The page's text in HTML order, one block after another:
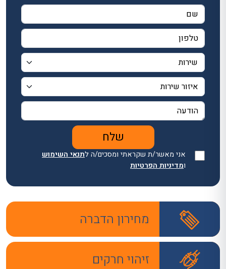
אני מאשר/ת שקראתי ומסכים/ה לתנאי השימוש
ומדיניות הפרטיות
מחירון הדברה
זיהוי חרקים